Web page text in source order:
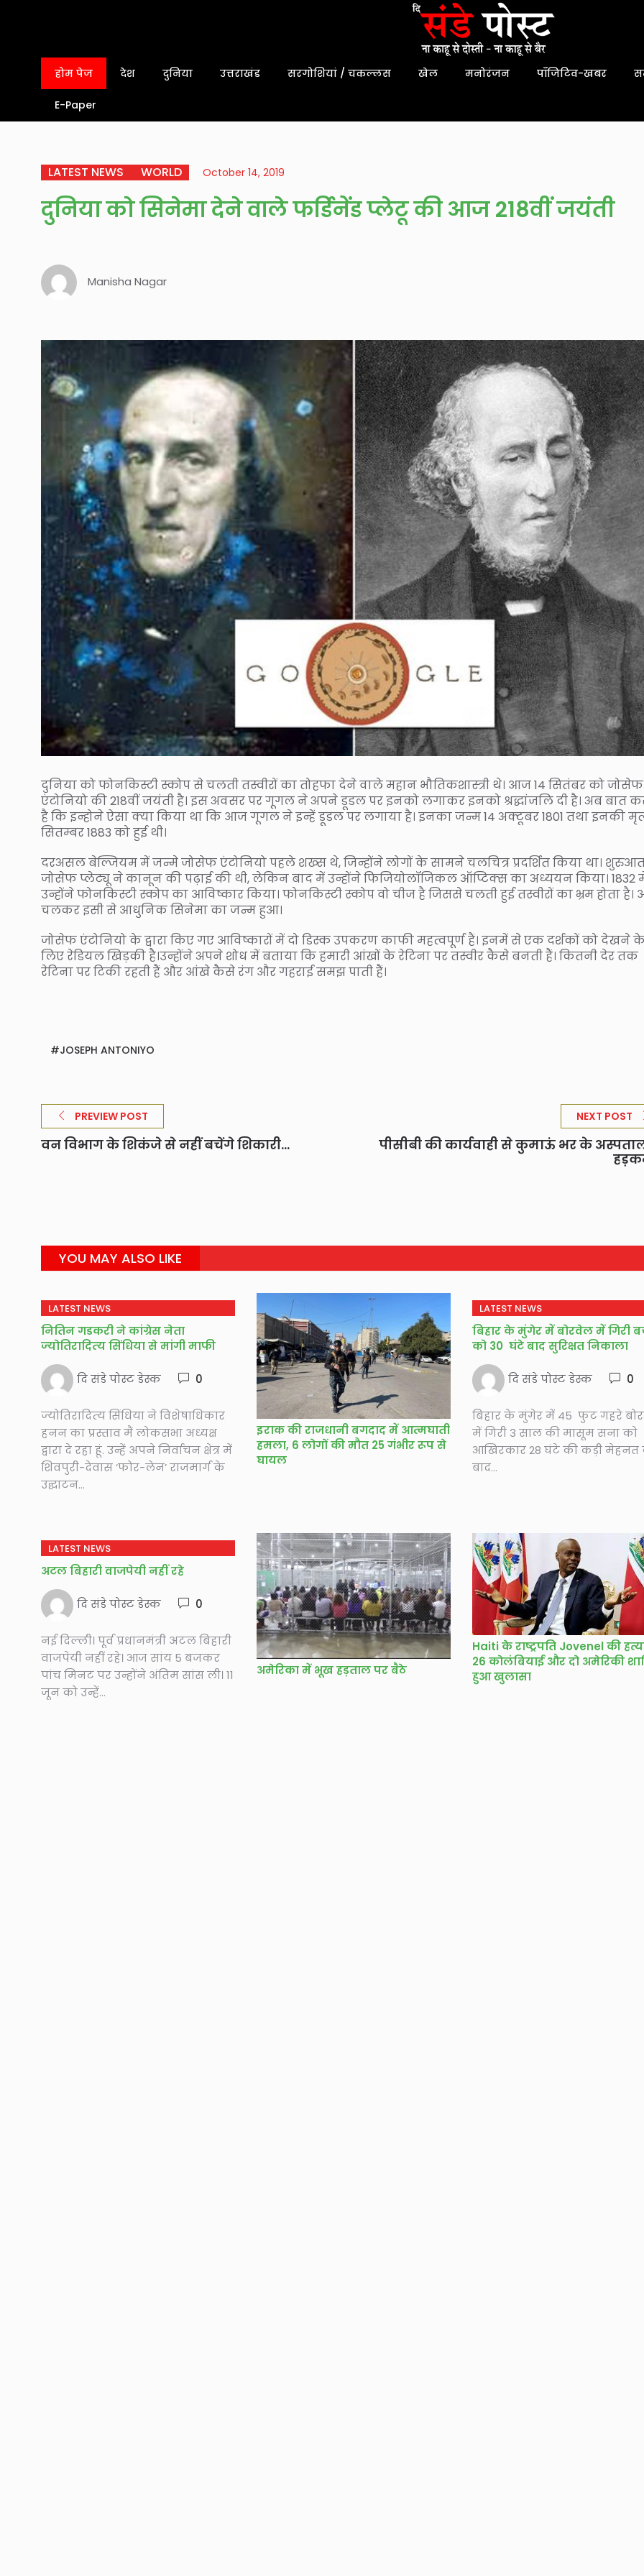
होम पेज देश दुनिया उत्तराखंड सरगोशियां / चकल्लस खेल मनोरंजन पॉजिटिव-खबर
E-Paper
LATEST NEWS WORLD October 14, 2019
दुनिया को सिनेमा देने वाले फर्डिनेंड प्लेटू की आज 218वीं जयंती
Manisha Nagar
दुनिया को फोनकिस्टी स्कोप से चलती तस्वीरों का तोहफा देने वाले महान भौतिकशास्त्री थे। आज 14 सितंबर को जोसेफ
एंटोनियो की 218वीं जयंती है। इस अवसर पर गूगल ने अपने डूडल पर इनको लगाकर इनको श्रद्धांजलि दी है। अब बात
है कि इन्होने ऐसा क्या किया था कि आज गूगल ने इन्हें डूडल पर लगाया है। इनका जन्म 14 अक्टूबर 1801 तथा इनकी
सितम्बर 1883 को हुई थी।
दरअसल बेल्जियम में जन्मे जोसेफ एंटोनियो पहले शख्स थे, जिन्होंने लोगों के सामने चलचित्र प्रदर्शित किया था।
जोसेफ प्लेट्यू ने कानून की पढ़ाई की थी, लेकिन बाद में उन्होंने फिजियोलॉजिकल ऑप्टिक्स का अध्ययन किया। 1832
उन्होंने फोनकिस्टी स्कोप का आविष्कार किया। फोनकिस्टी स्कोप वो चीज है जिससे चलती हुई तस्वीरों का भ्रम होता
चलकर इसी से आधुनिक सिनेमा का जन्म हुआ।
जोसेफ एंटोनियो के द्वारा किए गए आविष्कारों में दो डिस्क उपकरण काफी महत्वपूर्ण हैं। इनमें से एक दर्शकों को देखने
लिए रेडियल खिड़की है।उन्होंने अपने शोध में बताया कि हमारी आंखों के रेटिना पर तस्वीर कैसे बनती हैं। कितनी देर तक
रेटिना पर टिकी रहती हैं और आंखे कैसे रंग और गहराई समझ पाती हैं।
JOSEPH ANTONIYO
PREVIEW POST
वन विभाग के शिकंजे से नहीं बचेंगे शिकारी...
NEXT POST
पीसीबी की कार्यवाही से कुमाऊं भर के
YOU MAY ALSO LIKE
LATEST NEWS
नितिन गडकरी ने कांग्रेस नेता
ज्‍योतिरादित्‍य सिंधिया से मांगी माफी
दि संडे पोस्ट डेस्क 0
ज्‍योतिरादित्‍य सिंधिया ने विशेषाधिकार
हनन का प्रस्ताव मैं लोकसभा अध्यक्ष
द्वारा दे रहा हूं. उन्हें अपने निर्वाचन क्षेत्र में
शिवपुरी-देवास ‘फोर-लेन’ राजमार्ग के
उद्घाटन...
इराक की राजधानी बगदाद में आत्मघाती
हमला, 6 लोगों की मौत 25 गंभीर रूप से
घायल
LATEST NEWS
बिहार के मुंगेर में बोरवेल में गिरी
को 30 घंटे बाद सुरिक्षत निकाला
दि संडे पोस्ट डेस्क 0
बिहार के मुंगेर में 45 फुट गहरे
में गिरी 3 साल की मासूम सना को
आखिरकार 28 घंटे की कड़ी
बाद...
LATEST NEWS
अटल बिहारी वाजपेयी नहीं रहे
दि संडे पोस्ट डेस्क 0
नई दिल्ली। पूर्व प्रधानमंत्री अटल बिहारी
वाजपेयी नहीं रहे। आज सांय 5 बजकर
पांच मिनट पर उन्होंने अंतिम सांस ली। 11
जून को उन्हें...
अमेरिका में भूख हड़ताल पर बैठे
Haiti के राष्ट्रपति Jovenel की
26 कोलंबियाई और दो अमेरिकी
हुआ खुलासा